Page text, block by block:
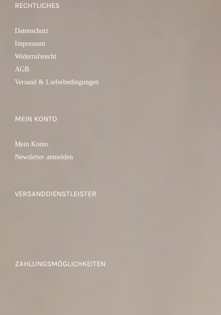
RECHTLICHES
Datenschutz
Impressum
Widerrufsrecht
AGB
Versand & Lieferbedingungen
MEIN KONTO
Mein Konto
Newsletter anmelden
VERSANDDIENSTLEISTER
ZAHLUNGSMÖGLICHKEITEN